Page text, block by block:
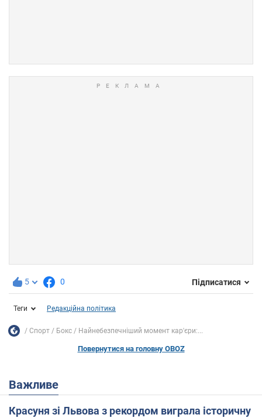
5 0 Підписатися
Теги Редакційна політика
Спорт Бокс Найнебезпечніший момент кар'єри:...
Повернутися на головну OBOZ
Важливе
Красуня зі Львова з рекордом виграла історичну